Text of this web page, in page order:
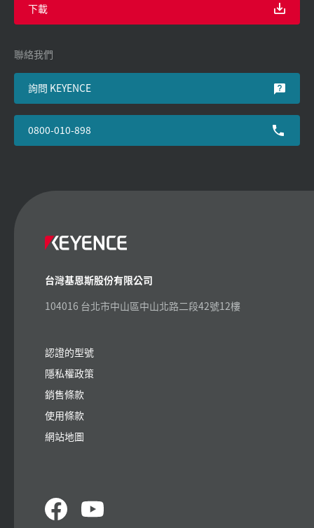
下載
聯絡我們
詢問 KEYENCE
0800-010-898
台灣基恩斯股份有限公司
104016 台北市中山區中山北路二段42號12樓
認證的型號
隱私權政策
銷售條款
使用條款
網站地圖